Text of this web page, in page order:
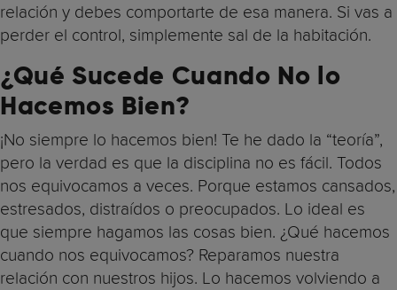
relación y debes comportarte de esa manera. Si vas a
perder el control, simplemente sal de la habitación.
¿Qué Sucede Cuando No lo
Hacemos Bien?
¡No siempre lo hacemos bien! Te he dado la “teoría”,
pero la verdad es que la disciplina no es fácil. Todos
nos equivocamos a veces. Porque estamos cansados,
estresados, distraídos o preocupados. Lo ideal es
que siempre hagamos las cosas bien. ¿Qué hacemos
cuando nos equivocamos? Reparamos nuestra
relación con nuestros hijos. Lo hacemos volviendo a